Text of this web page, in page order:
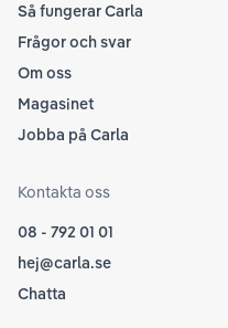
Så fungerar Carla
Frågor och svar
Om oss
Magasinet
Jobba på Carla
Kontakta oss
08 - 792 01 01
hej@carla.se
Chatta